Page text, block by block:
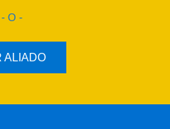
- O -
ALIADO